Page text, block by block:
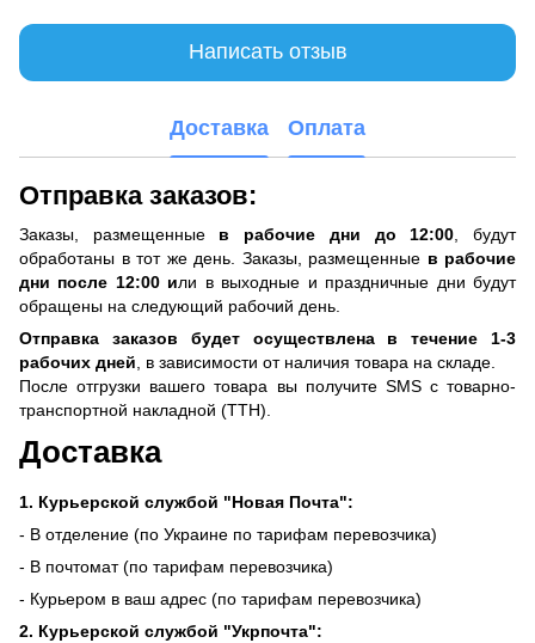
Написать отзыв
Доставка Оплата
Отправка заказов:
Заказы, размещенные в рабочие дни до 12:00 , будут
обработаны в тот же день. Заказы, размещенные в рабочие
дни после 12:00 или в выходные и праздничные дни будут
обращены на следующий рабочий день.
Отправка заказов будет осуществлена ​​в течение 1-3
рабочих дней , в зависимости от наличия товара на складе.
После отгрузки вашего товара вы получите SMS с товарно-
транспортной накладной (ТТН).
Доставка
1. Курьерской службой "Новая Почта":
- В отделение (по Украине по тарифам перевозчика)
- В почтомат (по тарифам перевозчика)
- Курьером в ваш адрес (по тарифам перевозчика)
2. Курьерской службой "Укрпочта":